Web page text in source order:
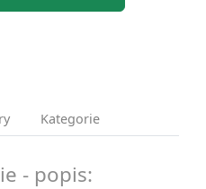
Kategorie
- popis: